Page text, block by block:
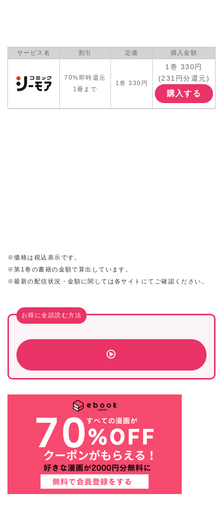
サービス名 割引 定価 購入金額
70%即時還元
1冊まで
1巻 330円
1巻 330円
(231円分還元)
購入する
※価格は税込表示です。
※第1巻の書籍の金額で算出しています。
※最新の配信状況・金額に関しては各サイトにてご確認ください。
お得に全話読む方法